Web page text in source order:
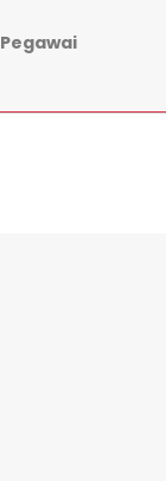
Pegawai